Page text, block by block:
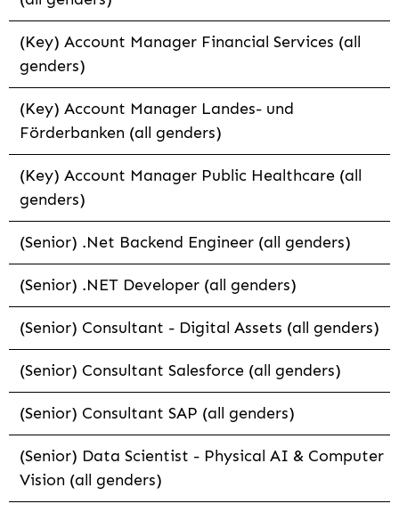
(Key) Account Manager Financial Services (all
genders)
(Key) Account Manager Landes- und
Förderbanken (all genders)
(Key) Account Manager Public Healthcare (all
genders)
(Senior) .Net Backend Engineer (all genders)
(Senior) .NET Developer (all genders)
(Senior) Consultant - Digital Assets (all genders)
(Senior) Consultant Salesforce (all genders)
(Senior) Consultant SAP (all genders)
(Senior) Data Scientist - Physical AI & Computer
Vision (all genders)